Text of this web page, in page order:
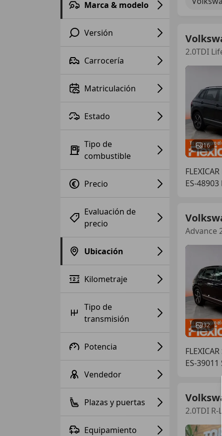
Marca & modelo
Versión
Carrocería
Matriculación
Estado
Tipo de
combustible
Precio
Evaluación de
precio
Ubicación
Kilometraje
Tipo de
transmisión
Potencia
Vendedor
Plazas y puertas
Equipamiento
2.0TDI
16
ES-48903
Advance
32
ES-
2.0TDI R-